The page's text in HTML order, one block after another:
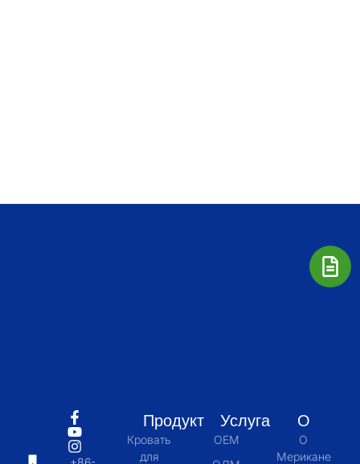
Продукт
Кровать
для
Услуга
OEM
О
О
Мерикане